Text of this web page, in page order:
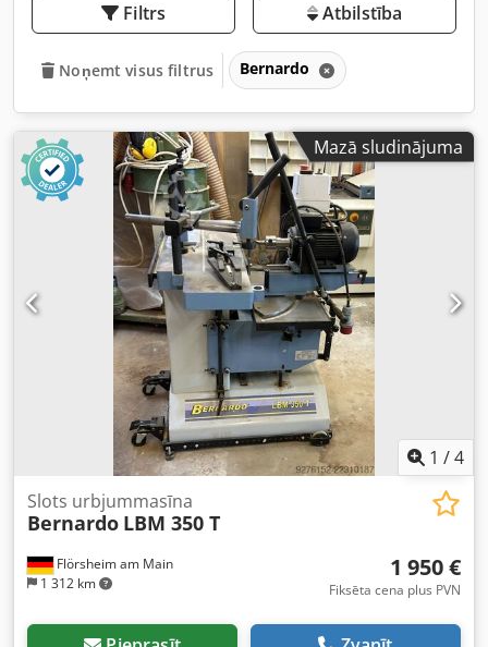
Filtrs Atbilstība
Noņemt visus filtrus Bernardo
Mazā sludinājuma
1 /4
Flörsheim am Main
1 312 km
Slots urbjummasīna
Bernardo LBM 350 T
1 950 €
Fiksēta cena plus PVN